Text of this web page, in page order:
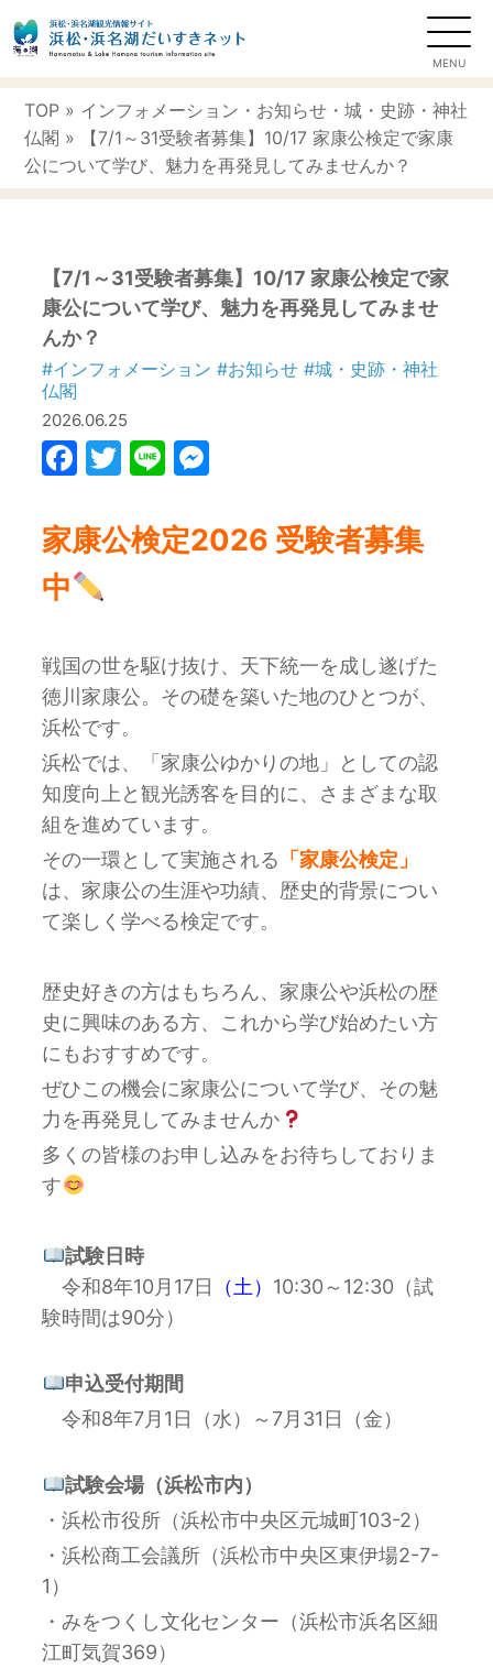
TOP » インフォメーション ・ お知らせ ・城・史跡・神社
仏閣 » 【7/1～31受験者募集】10/17 家康公検定で家康
公について学び、魅力を再発見してみませんか？
【7/1～31受験者募集】10/17 家康公検定で家
康公について学び、魅力を再発見してみませ
んか？
#インフォメーション #お知らせ #城・史跡・神社
仏閣
2026.06.25
Facebook
Twitter
Line
家康公検定2026 受験者募集
中
戦国の世を駆け抜け、天下統一を成し遂げた
徳川家康公。その礎を築いた地のひとつが、
浜松です。
浜松では、「家康公ゆかりの地」としての認
知度向上と観光誘客を目的に、さまざまな取
組を進めています。
その一環として実施される 「家康公検定」
は、家康公の生涯や功績、歴史的背景につい
て楽しく学べる検定です。
歴史好きの方はもちろん、家康公や浜松の歴
史に興味のある方、これから学び始めたい方
にもおすすめです。
ぜひこの機会に家康公について学び、その魅
力を再発見してみませんか
多くの皆様のお申し込みをお待ちしておりま
す
試験日時
令和8年10月17日
（土） 10:30～12:30（試
験時間は90分）
申込受付期間
令和8年7月1日（水）～7月31日（金）
試験会場（浜松市内）
・浜松市役所（浜松市中央区元城町103-2）
・浜松商工会議所（浜松市中央区東伊場2-7-
1）
・みをつくし文化センター（浜松市浜名区細
江町気賀369）